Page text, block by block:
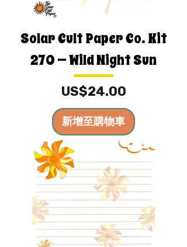
Solar Cult Paper Co. Kit
270 — Wild Night Sun
價格
US$24.00
新增至購物車